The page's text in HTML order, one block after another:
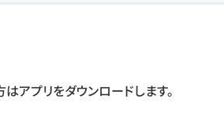
はアプリをダウンロードします。